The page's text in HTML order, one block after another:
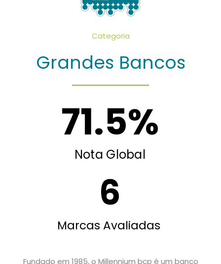
Categoria
Grandes Bancos
Nota Global
71.5%
Marcas Avaliadas
6
Fundado em 1985, o Millennium bcp é um banco